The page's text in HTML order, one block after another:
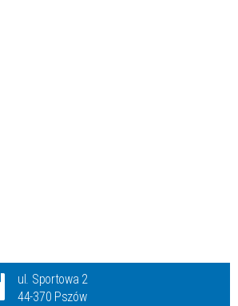
ul. Sportowa 2
44-370 Pszów